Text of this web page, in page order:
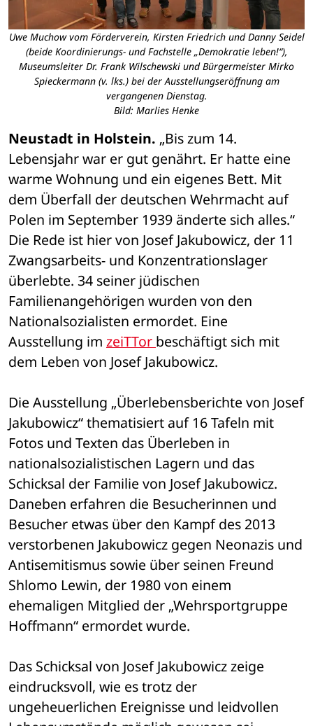
Uwe Muchow vom Förderverein, Kirsten Friedrich und Danny Seidel
(beide Koordinierungs- und Fachstelle „Demokratie leben!“),
Museumsleiter Dr. Frank Wilschewski und Bürgermeister Mirko
Spieckermann (v. lks.) bei der Ausstellungseröffnung am
vergangenen Dienstag.
Bild: Marlies Henke
Neustadt in Holstein. „Bis zum 14.
Lebensjahr war er gut genährt. Er hatte eine
warme Wohnung und ein eigenes Bett. Mit
dem Überfall der deutschen Wehrmacht auf
Polen im September 1939 änderte sich alles.“
Die Rede ist hier von Josef Jakubowicz, der 11
Zwangsarbeits- und Konzentrationslager
überlebte. 34 seiner jüdischen
Familienangehörigen wurden von den
Nationalsozialisten ermordet. Eine
Ausstellung im zeiTTor beschäftigt sich mit
dem Leben von Josef Jakubowicz.
Die Ausstellung „Überlebensberichte von Josef
Jakubowicz“ thematisiert auf 16 Tafeln mit
Fotos und Texten das Überleben in
nationalsozialistischen Lagern und das
Schicksal der Familie von Josef Jakubowicz.
Daneben erfahren die Besucherinnen und
Besucher etwas über den Kampf des 2013
verstorbenen Jakubowicz gegen Neonazis und
Antisemitismus sowie über seinen Freund
Shlomo Lewin, der 1980 von einem
ehemaligen Mitglied der „Wehrsportgruppe
Hoffmann“ ermordet wurde.
Das Schicksal von Josef Jakubowicz zeige
eindrucksvoll, wie es trotz der
ungeheuerlichen Ereignisse und leidvollen